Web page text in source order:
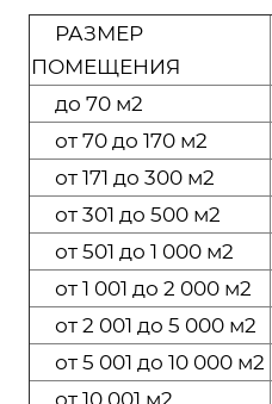
РАЗМЕР
ПОМЕЩЕНИЯ
до 70 м2
от 70 до 170 м2
от 171 до 300 м2
от 301 до 500 м2
от 501 до 1 000 м2
от 1 001 до 2 000 м2
от 2 001 до 5 000 м2
от 5 001 до 10 000 м2
от 10 001 м2